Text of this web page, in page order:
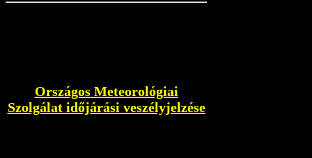
Országos Meteorológiai
Szolgálat időjárási veszélyjelzése